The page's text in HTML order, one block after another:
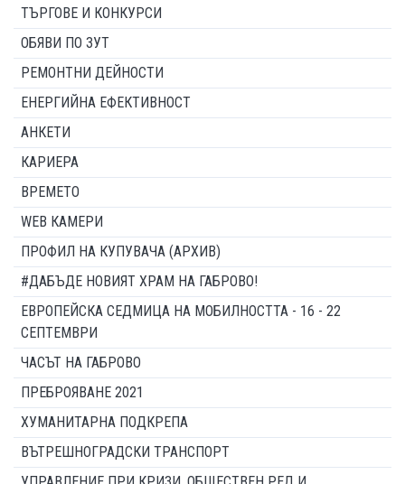
ТЪРГОВЕ И КОНКУРСИ
ОБЯВИ ПО ЗУТ
РЕМОНТНИ ДЕЙНОСТИ
ЕНЕРГИЙНА ЕФЕКТИВНОСТ
АНКЕТИ
КАРИЕРА
ВРЕМЕТО
WEB КАМЕРИ
ПРОФИЛ НА КУПУВАЧА (АРХИВ)
#ДАБЪДЕ НОВИЯТ ХРАМ НА ГАБРОВО!
ЕВРОПЕЙСКА СЕДМИЦА НА МОБИЛНОСТТА - 16 - 22
СЕПТЕМВРИ
ЧАСЪТ НА ГАБРОВО
ПРЕБРОЯВАНЕ 2021
ХУМАНИТАРНА ПОДКРЕПА
ВЪТРЕШНОГРАДСКИ ТРАНСПОРТ